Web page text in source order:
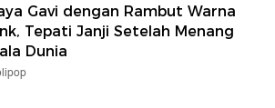
Gavi dengan Rambut Warna
Tepati Janji Setelah Menang
Dunia